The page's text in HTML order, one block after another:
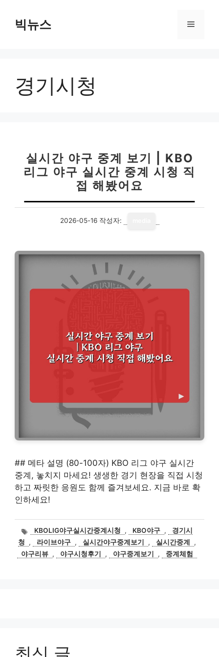
빅뉴스 메
경기시청
실시간 야구 중계 보기 | KBO
리그 야구 실시간 중계 시청 직
접 해봤어요
2026-05-16 작성자:
## 메타 설명 (80-100자) KBO 리그 야구 실시간
중계, 놓치지 마세요! 생생한 경기 현장을 직접 시청
하고 짜릿한 응원도 함께 즐겨보세요. 지금 바로 확
인하세요!
태KBOLIG야구실시간중계시청 , KBO야구 ,
경기시
청
, 라이브야구 , 실시간야구중계보기 , 실시간중계
,
야구리뷰 , 야구시청후기 , 야구중계보기 , 중계체험